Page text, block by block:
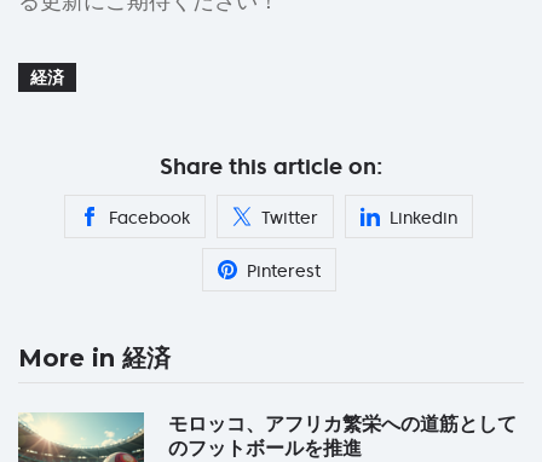
経済
Share this article on:
Facebook Twitter Linkedin
Pinterest
More in 経済
モロッコ、アフリカ繁栄への道筋として
のフットボールを推進